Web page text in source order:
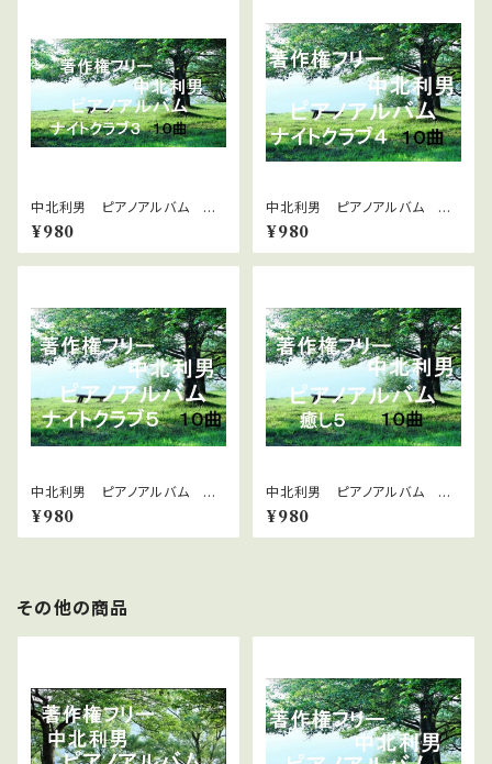
中北利男 ピアノアルバム ナ
イトクラブ３
¥980
中北利男 ピアノアルバム ナ
イトクラブ4
¥980
中北利男 ピアノアルバム ナ
イトクラブ5
¥980
中北利男 ピアノアルバム 癒
し５
¥980
その他の商品